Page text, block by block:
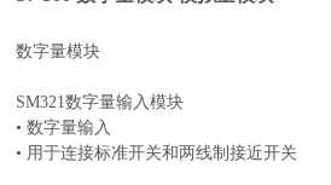
数字量模块
SM321数字量输入模块
• 数字量输入
• 用于连接标准开关和两线制接近开关